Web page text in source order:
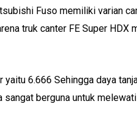
Fuso memiliki varian
truk canter FE Super
6.666 Sehingga daya
sangat berguna untuk